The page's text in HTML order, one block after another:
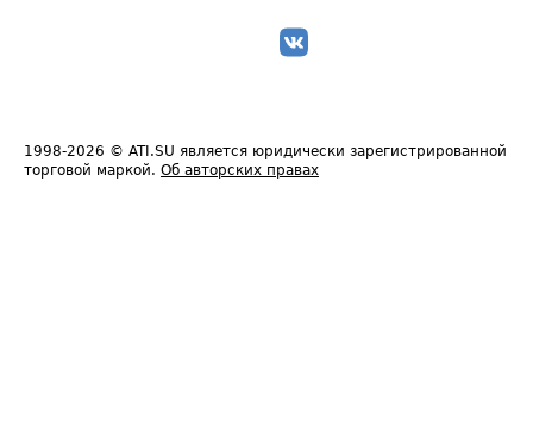
1998-2026 © ATI.SU является юридически зарегистрированной
торговой маркой. Об авторских правах